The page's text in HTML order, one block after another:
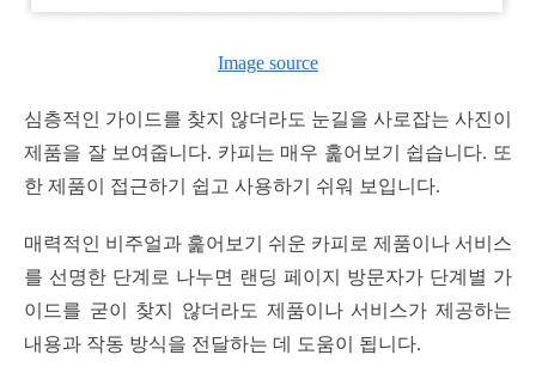
Image source
심층적인 가이드를 찾지 않더라도 눈길을 사로잡는 사진이
제품을 잘 보여줍니다. 카피는 매우 훑어보기 쉽습니다. 또
한 제품이 접근하기 쉽고 사용하기 쉬워 보입니다.
매력적인 비주얼과 훑어보기 쉬운 카피로 제품이나 서비스
를 선명한 단계로 나누면 랜딩 페이지 방문자가 단계별 가
이드를 굳이 찾지 않더라도 제품이나 서비스가 제공하는
내용과 작동 방식을 전달하는 데 도움이 됩니다.